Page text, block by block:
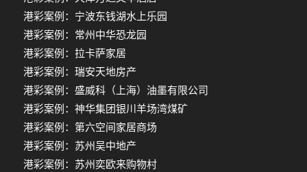
港彩案例：宁波东钱湖水上乐园
港彩案例：常州中华恐龙园
港彩案例：拉卡萨家居
港彩案例：瑞安天地房产
港彩案例：盛威科（上海）油墨有限公司
港彩案例：神华集团银川羊场湾煤矿
港彩案例：第六空间家居商场
港彩案例：苏州吴中地产
港彩案例：苏州奕欧来购物村